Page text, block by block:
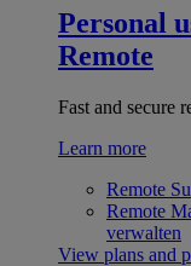
Personal
Remote
Fast and secure
Learn more
Remote
Remote
verwalten
View plans and